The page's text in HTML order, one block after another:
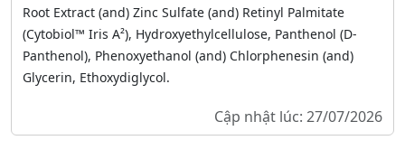
Root Extract (and) Zinc Sulfate (and) Retinyl Palmitate
(Cytobiol™ Iris A²), Hydroxyethylcellulose, Panthenol (D-
Panthenol), Phenoxyethanol (and) Chlorphenesin (and)
Glycerin, Ethoxydiglycol.
Cập nhật lúc: 27/07/2026